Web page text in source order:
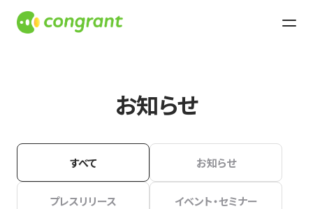
お知らせ
すべて お知らせ
プレスリリース イベント・セミナー